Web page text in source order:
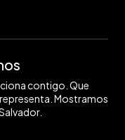
contigo. Que
Mostramos